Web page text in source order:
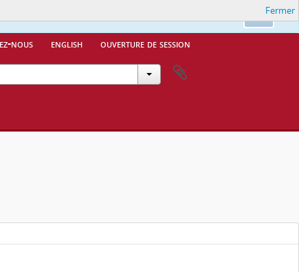
nous english ouverture de session
Fermer